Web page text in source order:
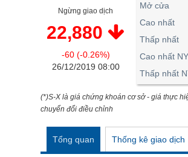
Ngừng giao dịch
22,880
-60 (-0.26%)
26/12/2019 08:00
Mở cửa
Cao nhất
Thấp nhất
Cao nhất NY
Thấp nhất
(*)S-X là giá chứng khoán cơ sở - giá thực
chuyển đổi điều chỉnh
Tổng quan Thống kê giao dịch
KINH TẾ
THẾ GIỚI
ĐÔNG DƯƠNG
PHÂN TÍCH
VS-SECTOR